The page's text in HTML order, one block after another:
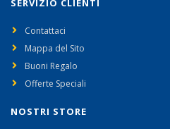
SERVIZIO CLIENTI
Contattaci
Mappa del Sito
Buoni Regalo
Offerte Speciali
NOSTRI STORE